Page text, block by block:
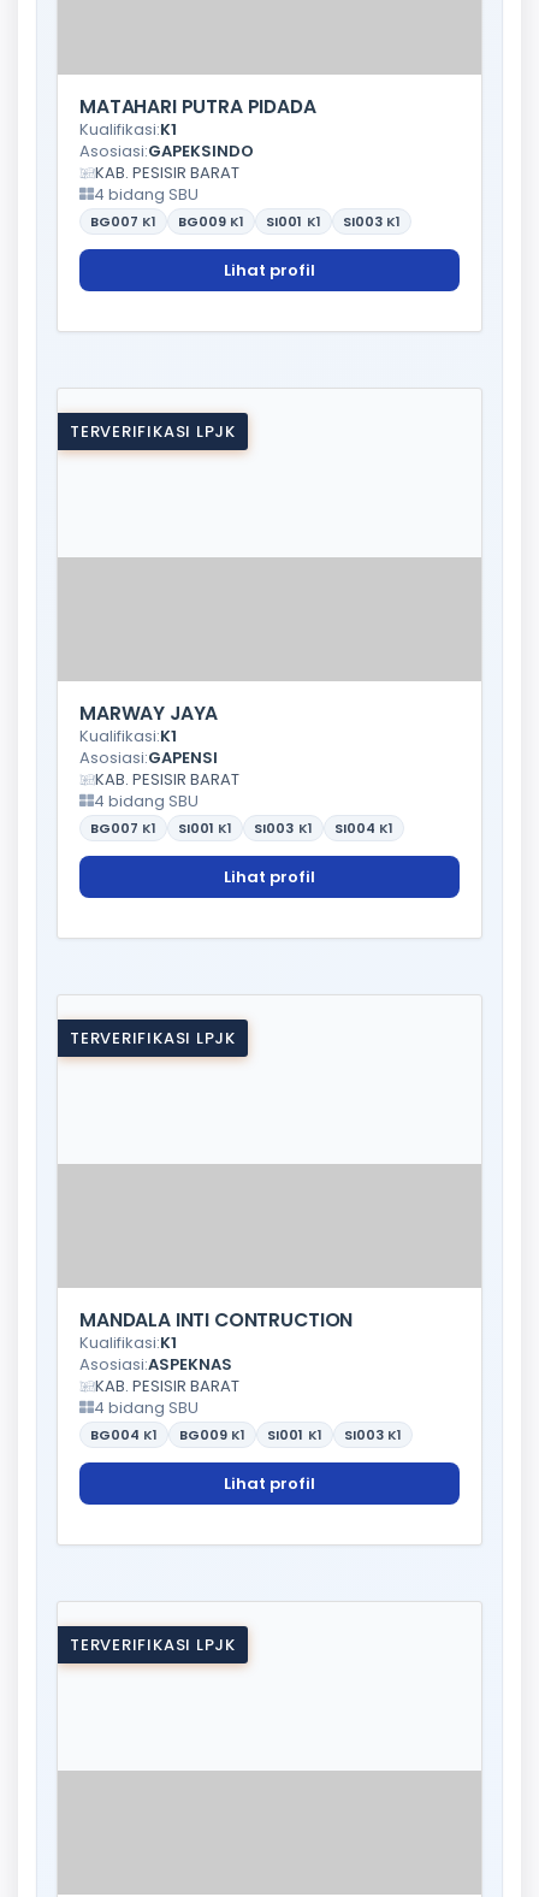
MATAHARI PUTRA PIDADA
Kualifikasi:K1
Asosiasi:GAPEKSINDO
KAB. PESISIR BARAT
4 bidang SBU
BG007 K1 BG009 K1 SI001 K1 SI003 K1
Lihat profil
TERVERIFIKASI LPJK
MARWAY JAYA
Kualifikasi:K1
Asosiasi:GAPENSI
KAB. PESISIR BARAT
4 bidang SBU
BG007 K1 SI001 K1 SI003 K1 SI004 K1
Lihat profil
TERVERIFIKASI LPJK
MANDALA INTI CONTRUCTION
Kualifikasi:K1
Asosiasi:ASPEKNAS
KAB. PESISIR BARAT
4 bidang SBU
BG004 K1 BG009 K1 SI001 K1 SI003 K1
Lihat profil
TERVERIFIKASI LPJK